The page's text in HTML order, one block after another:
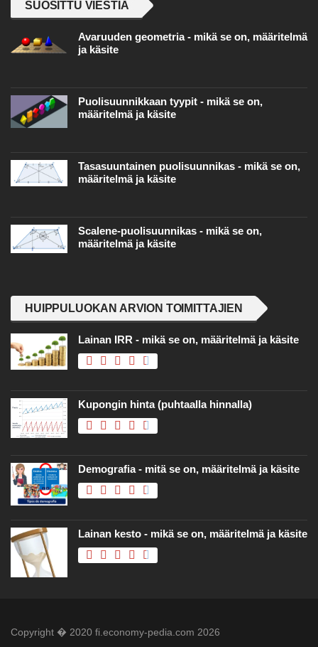
SUOSITTU VIESTIÄ
Avaruuden geometria - mikä se on, määritelmä
ja käsite
Puolisuunnikkaan tyypit - mikä se on,
määritelmä ja käsite
Tasasuuntainen puolisuunnikas - mikä se on,
määritelmä ja käsite
Scalene-puolisuunnikas - mikä se on,
määritelmä ja käsite
HUIPPULUOKAN ARVION TOIMITTAJIEN
Lainan IRR - mikä se on, määritelmä ja käsite
Kupongin hinta (puhtaalla hinnalla)
Demografia - mitä se on, määritelmä ja käsite
Lainan kesto - mikä se on, määritelmä ja käsite
Copyright � 2020 fi.economy-pedia.com 2026